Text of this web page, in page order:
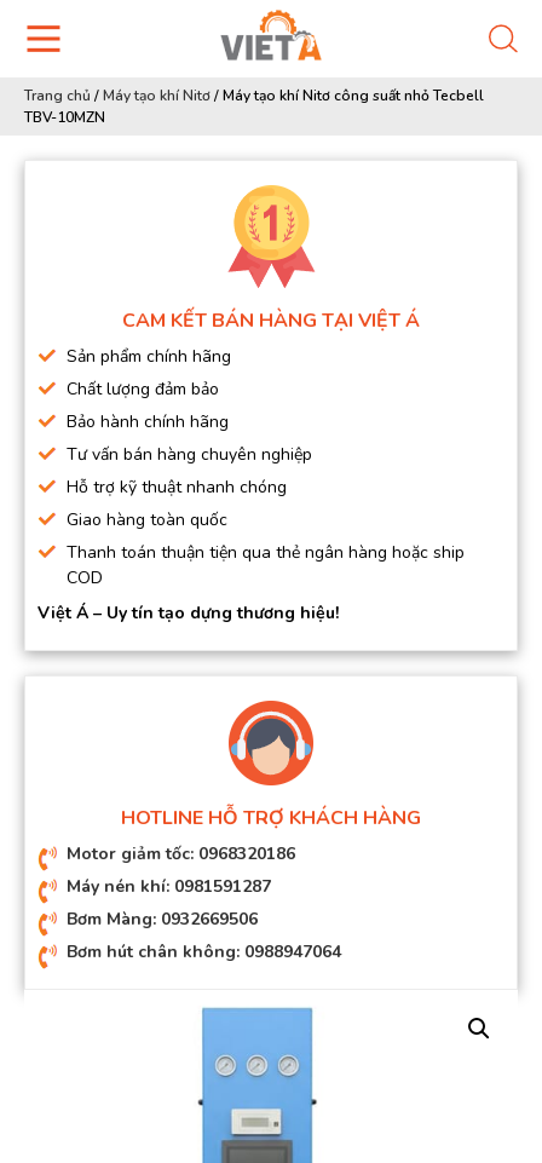
Trang chủ /Máy tạo khí Nitơ/Máy tạo khí Nitơ công suất nhỏ Tecbell
TBV-10MZN
CAM KẾT BÁN HÀNG TẠI VIỆT Á
Sản phẩm chính hãng
Chất lượng đảm bảo
Bảo hành chính hãng
Tư vấn bán hàng chuyên nghiệp
Hỗ trợ kỹ thuật nhanh chóng
Giao hàng toàn quốc
Thanh toán thuận tiện qua thẻ ngân hàng hoặc ship
COD
Việt Á – Uy tín tạo dựng thương hiệu!
HOTLINE HỖ TRỢ KHÁCH HÀNG
Motor giảm tốc: 0968320186
Máy nén khí: 0981591287
Bơm Màng: 0932669506
Bơm hút chân không: 0988947064